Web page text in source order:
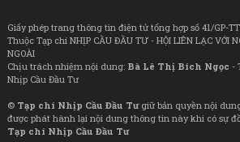
Giấy phép trang thông tin điện tử tổng hợp số 41/GP-
Thuộc Tạp chí NHỊP CẦU ĐẦU TƯ - HỘI LIÊN LẠC VỚI
NGOÀI
Chịu trách nhiệm nội dung: Bà Lê Thị Bích Ngọc -
Nhịp Cầu Đầu Tư
© Tạp chí Nhịp Cầu Đầu Tưgiữ bản quyền nội
được phát hành lại nội dung thông tin này khi có sự
Tạp chí Nhịp Cầu Đầu Tư